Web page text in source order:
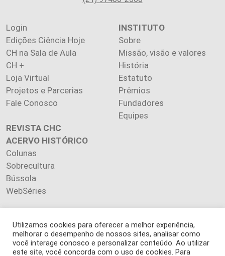
Login
Edições Ciência Hoje
CH na Sala de Aula
CH +
Loja Virtual
Projetos e Parcerias
Fale Conosco
INSTITUTO
Sobre
Missão, visão e valores
História
Estatuto
Prêmios
Fundadores
Equipes
REVISTA CHC
ACERVO HISTÓRICO
Colunas
Sobrecultura
Bússola
WebSéries
Copyright 2026 INSTITUTO CIÊNCIA HOJE. Todos os direitos
reservados.
Utilizamos cookies para oferecer a melhor experiência,
melhorar o desempenho de nossos sites, analisar como
você interage conosco e personalizar conteúdo. Ao utilizar
este site, você concorda com o uso de cookies. Para